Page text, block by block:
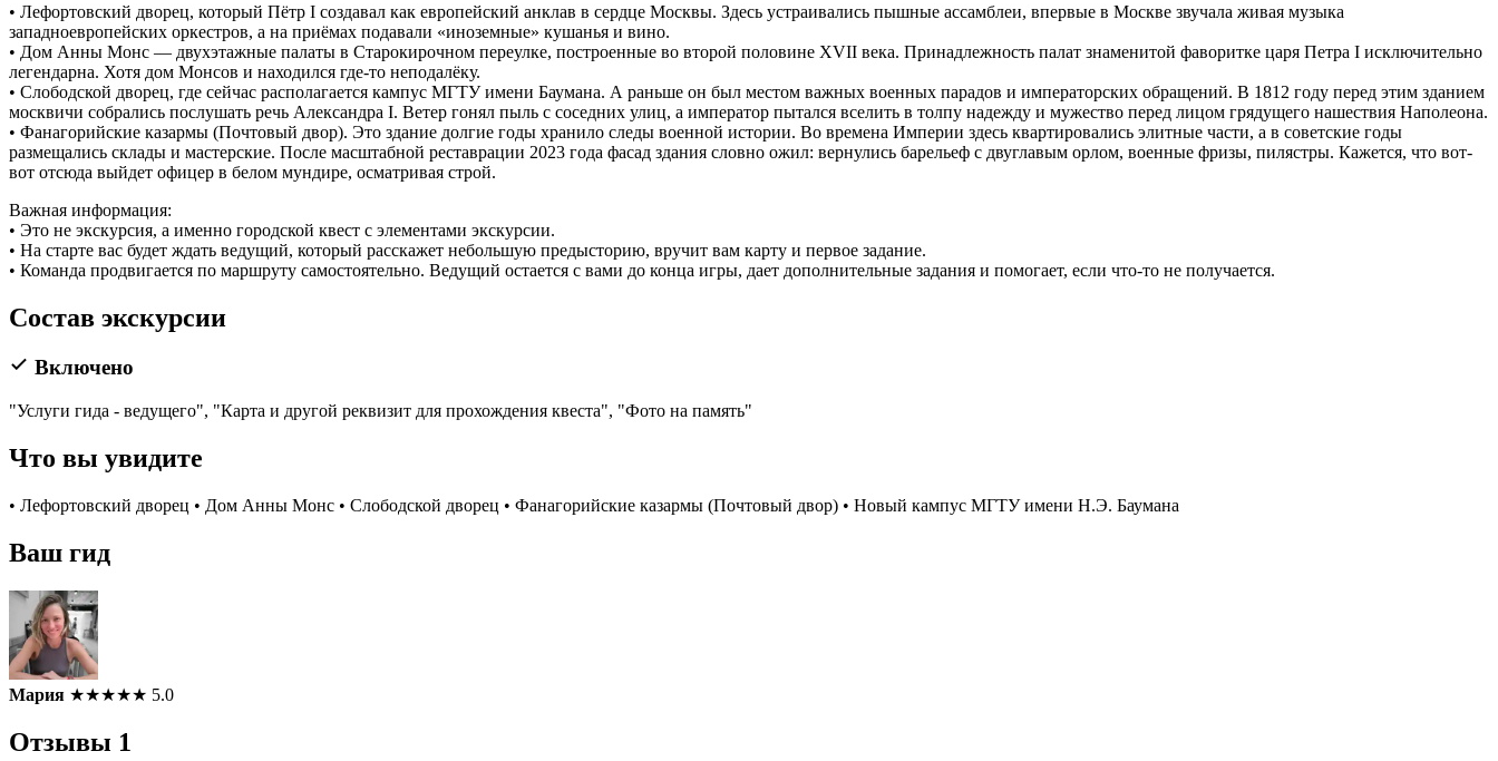
• Лефортовский дворец, который Пётр I создавал как европейский анклав в сердце Москвы. Здесь устраивались пышные ассамблеи, впервые в Москве звучала живая музыка
западноевропейских оркестров, а на приёмах подавали «иноземные» кушанья и вино.
• Дом Анны Монс — двухэтажные палаты в Старокирочном переулке, построенные во второй половине XVII века. Принадлежность палат знаменитой фаворитке царя Петра I исключительно
легендарна. Хотя дом Монсов и находился где-то неподалёку.
• Слободской дворец, где сейчас располагается кампус МГТУ имени Баумана. А раньше он был местом важных военных парадов и императорских обращений. В 1812 году перед этим зданием
москвичи собрались послушать речь Александра I. Ветер гонял пыль с соседних улиц, а император пытался вселить в толпу надежду и мужество перед лицом грядущего нашествия Наполеона.
• Фанагорийские казармы (Почтовый двор). Это здание долгие годы хранило следы военной истории. Во времена Империи здесь квартировались элитные части, а в советские годы
размещались склады и мастерские. После масштабной реставрации 2023 года фасад здания словно ожил: вернулись барельеф с двуглавым орлом, военные фризы, пилястры. Кажется, что вот-
вот отсюда выйдет офицер в белом мундире, осматривая строй.
Важная информация:
• Это не экскурсия, а именно городской квест с элементами экскурсии.
• На старте вас будет ждать ведущий, который расскажет небольшую предысторию, вручит вам карту и первое задание.
• Команда продвигается по маршруту самостоятельно. Ведущий остается с вами до конца игры, дает дополнительные задания и помогает, если что-то не получается.
Состав экскурсии
Включено
"Услуги гида - ведущего", "Карта и другой реквизит для прохождения квеста", "Фото на память"
Что вы увидите
• Лефортовский дворец • Дом Анны Монс • Слободской дворец • Фанагорийские казармы (Почтовый двор) • Новый кампус МГТУ имени Н.Э. Баумана
Ваш гид
Мария ★★★★★ 5.0
Отзывы 1